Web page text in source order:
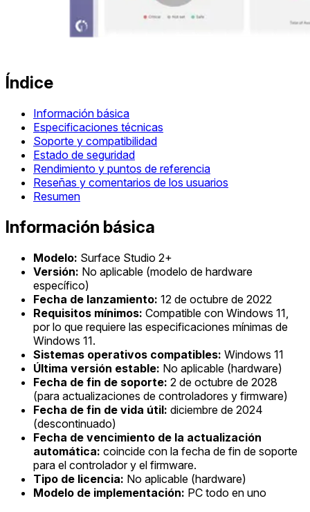
Índice
Información básica
Especificaciones técnicas
Soporte y compatibilidad
Estado de seguridad
Rendimiento y puntos de referencia
Reseñas y comentarios de los usuarios
Resumen
Información básica
Modelo: Surface Studio 2+
Versión: No aplicable (modelo de hardware
específico)
Fecha de lanzamiento: 12 de octubre de 2022
Requisitos mínimos: Compatible con Windows 11,
por lo que requiere las especificaciones mínimas de
Windows 11.
Sistemas operativos compatibles: Windows 11
Última versión estable: No aplicable (hardware)
Fecha de fin de soporte: 2 de octubre de 2028
(para actualizaciones de controladores y firmware)
Fecha de fin de vida útil: diciembre de 2024
(descontinuado)
Fecha de vencimiento de la actualización
automática: coincide con la fecha de fin de soporte
para el controlador y el firmware.
Tipo de licencia: No aplicable (hardware)
Modelo de implementación: PC todo en uno